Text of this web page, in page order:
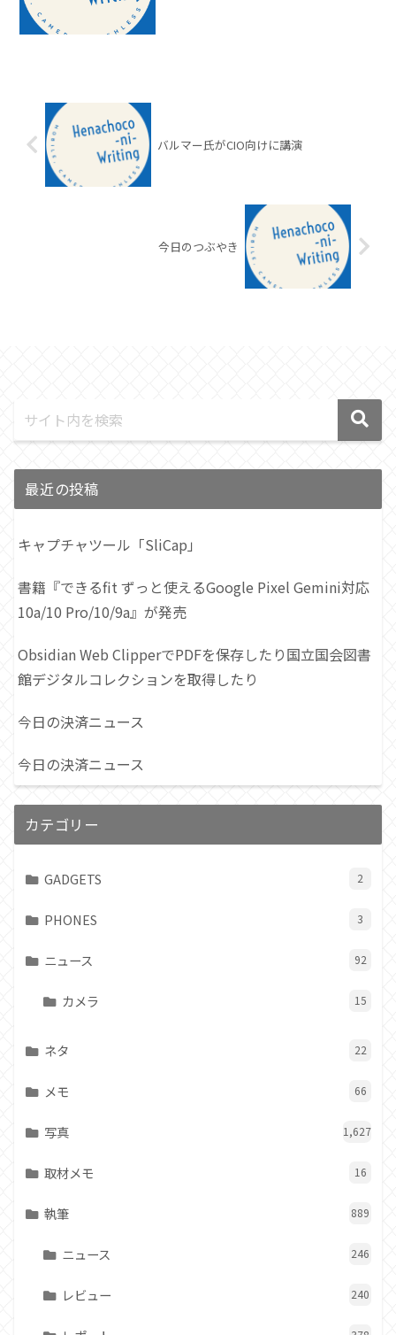
バルマー氏がCIO向けに講演
今日のつぶやき
最近の投稿
キャプチャツール「SliCap」
書籍『できるfit ずっと使えるGoogle Pixel Gemini対応
10a/10 Pro/10/9a』が発売
Obsidian Web ClipperでPDFを保存したり国立国会図書
館デジタルコレクションを取得したり
今日の決済ニュース
今日の決済ニュース
カテゴリー
GADGETS 2
PHONES 3
ニュース 92
カメラ 15
ネタ 22
メモ 66
写真 1,627
取材メモ 16
執筆 889
ニュース 246
レビュー 240